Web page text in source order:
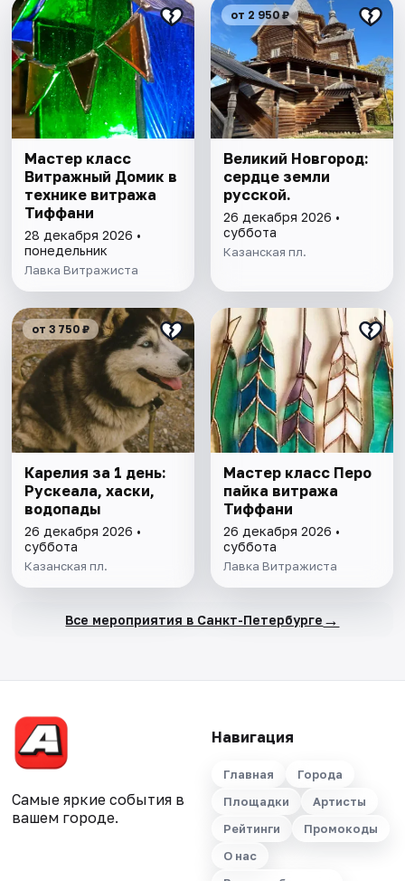
Мастер класс
Витражный Домик в
технике витража
Тиффани
28 декабря 2026 •
понедельник
Лавка Витражиста
от 2 950 ₽
Великий Новгород:
сердце земли
русской.
26 декабря 2026 •
суббота
Казанская пл.
от 3 750 ₽
Карелия за 1 день:
Рускеала, хаски,
водопады
26 декабря 2026 •
суббота
Казанская пл.
Мастер класс Перо
пайка витража
Тиффани
26 декабря 2026 •
суббота
Лавка Витражиста
Все мероприятия в Санкт-Петербурге →
Самые яркие события в
вашем городе.
Навигация
Главная
Города
Площадки
Артисты
Рейтинги
Промокоды
О нас